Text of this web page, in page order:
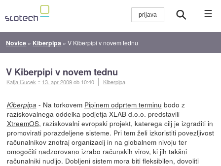
☰
Novice » Kiberpipa »V Kiberpipi v novem tednu
V Kiberpipi v novem tednu
Katja Gucek :: 13. apr 2009ob 10:40 Kiberpipa
Kiberpipa - Na torkovem Pipinem odprtem terminu bodo z
raziskovalnega oddelka podjetja XLAB d.o.o. predstavili
XtreemOS, raziskovalni evropski projekt, katerega cilj je izgraditi in
promovirati porazdeljene sisteme. Pri tem želi izkoristiti povezljivost
računalnikov znotraj organizacij in na globalnem nivoju ter
omogočiti nadzorovano izrabo računskih virov, ki jih takšni
računalniki nudijo. Dobljeni sistem mora biti fleksibilen, dovoliti